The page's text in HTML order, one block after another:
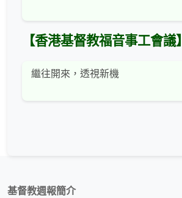
【香港基督教福音事工會議】
繼往開來，透視新機
基督教週報簡介